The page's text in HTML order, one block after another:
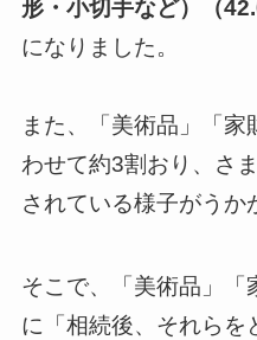
形・小切手など）（
になりました。
また、「美術品」「
わせて約3割おり、さ
されている様子がうか
そこで、「美術品」「
に「相続後、それらを